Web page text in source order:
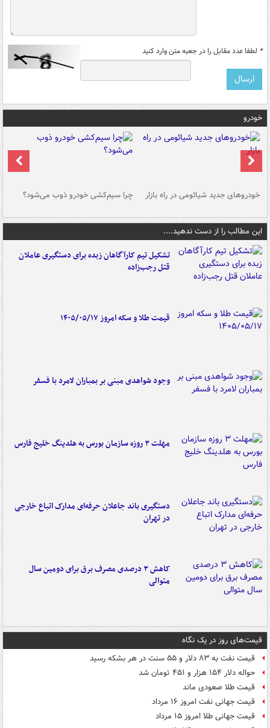
* لطفا عدد مقابل را در جعبه متن وارد کنید
خودرو
خودروهای جدید شیائومی در راه بازار چرا سیم‌کشی خودرو ذوب می‌شود؟
این مطالب را از دست ندهید....
تشکیل تیم کارآگاهان زبده برای دستگیری عاملان
قتل رجب‌زاده
قیمت طلا و سکه امروز ۱۴۰۵/۰۵/۱۷
وجود شواهدی مبنی بر بمباران لامرد با فسفر
مهلت ۳ روزه سازمان بورس به هلدینگ خلیج فارس
دستگیری باند جاعلان حرفه‌ای مدارک اتباع خارجی
در تهران
کاهش ۳ درصدی مصرف برق برای دومین سال
متوالی
قیمت‌های روز در یک نگاه
قیمت نفت به ۸۳ دلار و ۵۵ سنت در هر بشکه رسید
حواله دلار ۱۵۴ هزار و ۴۵۱ تومان شد
قیمت طلا صعودی ماند
قیمت جهانی نفت امروز ۱۶ مرداد
قیمت جهانی طلا امروز ۱۵ مرداد